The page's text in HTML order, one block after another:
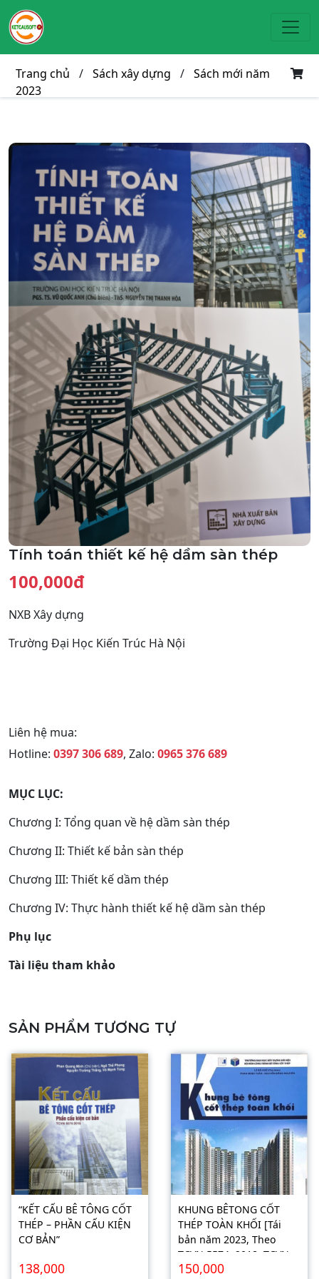
Trang chủ / Sách xây dựng / Sách mới năm
2023
Tính toán thiết kế hệ dầm sàn thép
100,000đ
NXB Xây dựng
Trường Đại Học Kiến Trúc Hà Nội
Liên hệ mua:
Hotline: 0397 306 689, Zalo: 0965 376 689
MỤC LỤC:
Chương I: Tổng quan về hệ dầm sàn thép
Chương II: Thiết kế bản sàn thép
Chương III: Thiết kế dầm thép
Chương IV: Thực hành thiết kế hệ dầm sàn thép
Phụ lục
Tài liệu tham khảo
SẢN PHẨM TƯƠNG TỰ
“KẾT CẤU BÊ TÔNG CỐT
THÉP – PHẦN CẤU KIỆN
CƠ BẢN”
138,000
KHUNG BÊTONG CỐT
THÉP TOÀN KHỐI [Tái
bản năm 2023, Theo
TCVN 5574: 2018, TCVN
2737: 2023]
150,000